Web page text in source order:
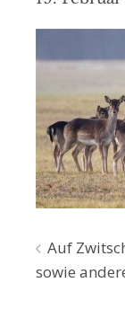
Auf
sowie